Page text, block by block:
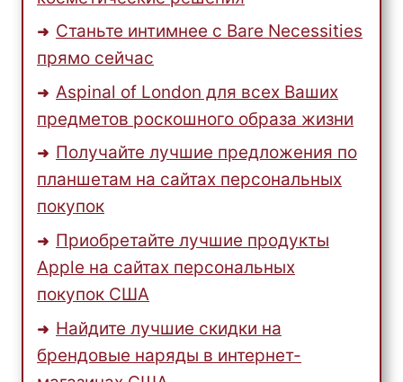
Станьте интимнее с Bare Necessities
прямо сейчас
Aspinal of London для всех Ваших
предметов роскошного образа жизни
Получайте лучшие предложения по
планшетам на сайтах персональных
покупок
Приобретайте лучшие продукты
Apple на сайтах персональных
покупок США
Найдите лучшие скидки на
брендовые наряды в интернет-